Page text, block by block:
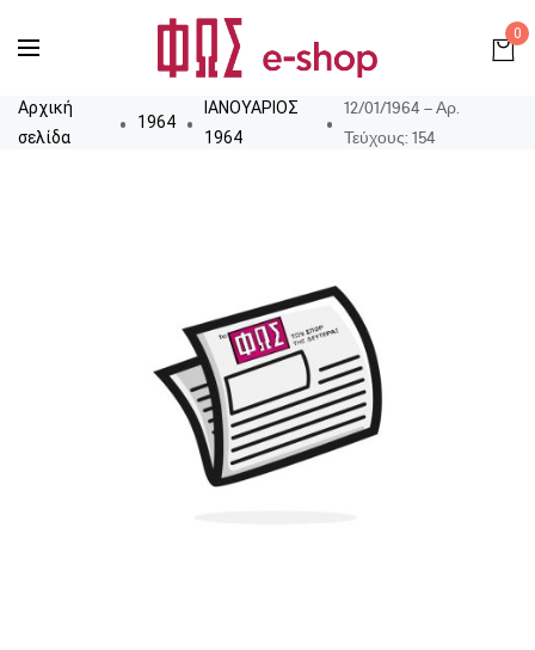
0
Αρχική
σελίδα
1964
ΙΑΝΟΥΑΡΙΟΣ
1964
12/01/1964 – Αρ.
Τεύχους: 154